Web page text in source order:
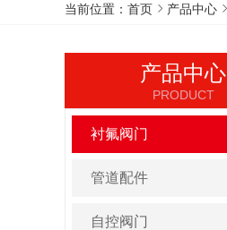
当前位置： 首页 产品中心
产品中心
PRODUCT
衬氟阀门
管道配件
自控阀门